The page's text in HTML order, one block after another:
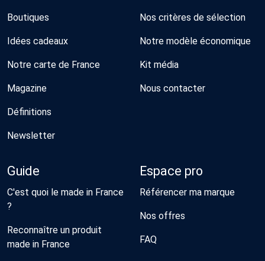
Boutiques
Idées cadeaux
Notre carte de France
Magazine
Définitions
Newsletter
Nos critères de sélection
Notre modèle économique
Kit média
Nous contacter
Guide
C'est quoi le made in France
?
Reconnaître un produit
made in France
Espace pro
Référencer ma marque
Nos offres
FAQ